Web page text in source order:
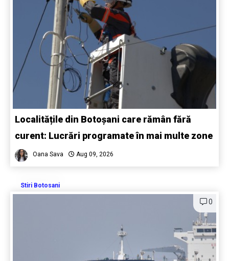
Localitățile din Botoșani care rămân fără
curent: Lucrări programate în mai multe zone
Oana Sava Aug 09, 2026
Stiri Botosani
0